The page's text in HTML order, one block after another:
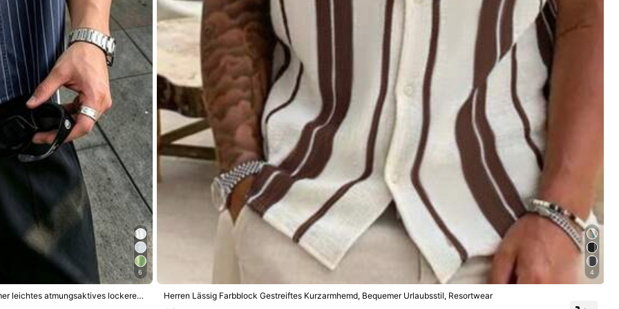
Stoff
Polyester, 5% Elasthan
Mehr anzeigen
6
leichtes atmungsaktives lockeres
4
Herren Lässig Farbblock Gestreiftes Kurzarmhemd, Bequemer Urlaubsstil, Resortwear